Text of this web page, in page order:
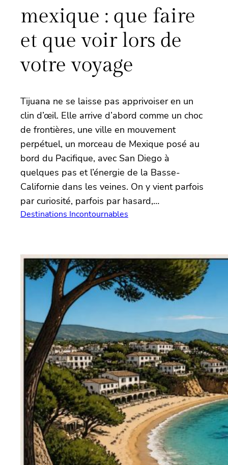
mexique : que faire
et que voir lors de
votre voyage
Tijuana ne se laisse pas apprivoiser en un
clin d’œil. Elle arrive d’abord comme un choc
de frontières, une ville en mouvement
perpétuel, un morceau de Mexique posé au
bord du Pacifique, avec San Diego à
quelques pas et l’énergie de la Basse-
Californie dans les veines. On y vient parfois
par curiosité, parfois par hasard,…
Destinations Incontournables